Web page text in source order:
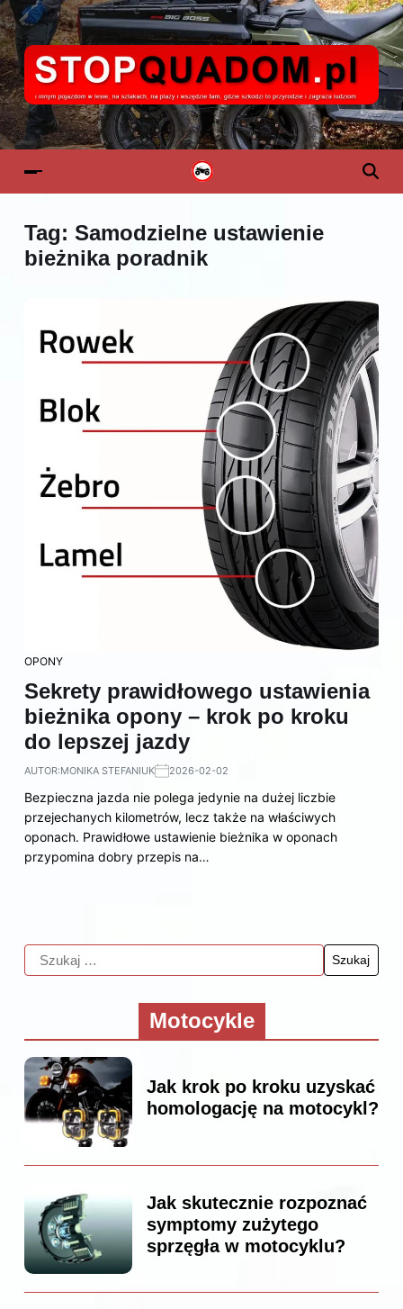
Tag: Samodzielne ustawienie
bieżnika poradnik
OPONY
Sekrety prawidłowego ustawienia
bieżnika opony – krok po kroku
do lepszej jazdy
AUTOR:MONIKA STEFANIUK 2026-02-02
Bezpieczna jazda nie polega jedynie na dużej liczbie
przejechanych kilometrów, lecz także na właściwych
oponach. Prawidłowe ustawienie bieżnika w oponach
przypomina dobry przepis na…
Motocykle
Jak krok po kroku uzyskać
homologację na motocykl?
Jak skutecznie rozpoznać
symptomy zużytego
sprzęgła w motocyklu?